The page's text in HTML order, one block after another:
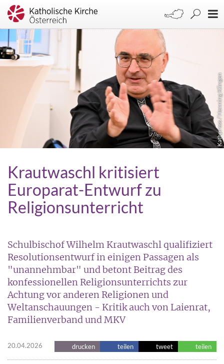
Kathpress / Henning Klingen
Krautwaschl kritisiert
Europarat-Entwurf zu
Religionsunterricht
Schulbischof Wilhelm Krautwaschl qualifiziert
Resolutionsentwurf in einigen Passagen als
"unannehmbar" und betont Beitrag des
konfessionellen Religionsunterrichts zur
Achtung vor anderen Religionen und
Weltanschauungen - Kritik auch von Laienrat,
Familienverband und MKV
20.04.2026 drucken teilen tweet teilen